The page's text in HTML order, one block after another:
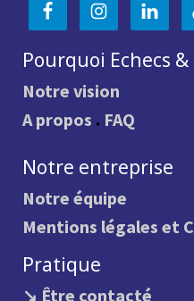
Pourquoi Echecs
Notre vision
A propos . FAQ
Notre entreprise
Notre équipe
Mentions légales et
Pratique
↘ Être contacté